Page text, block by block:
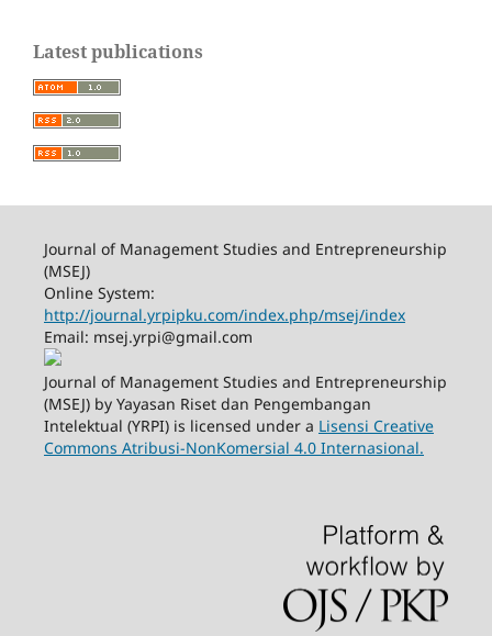
Latest publications
Journal of Management Studies and Entrepreneurship
(MSEJ)
Online System:
http://journal.yrpipku.com/index.php/msej/index
Email: msej.yrpi@gmail.com
Journal of Management Studies and Entrepreneurship
(MSEJ) by Yayasan Riset dan Pengembangan
Intelektual (YRPI) is licensed under a Lisensi Creative
Commons Atribusi-NonKomersial 4.0 Internasional.